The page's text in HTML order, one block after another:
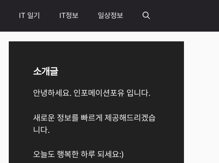
IT 일기 IT정보 일상정보
소개글
안녕하세요. 인포메이션포유 입니다.
새로운 정보를 빠르게 제공해드리겠습
니다.
오늘도 행복한 하루 되세요:)